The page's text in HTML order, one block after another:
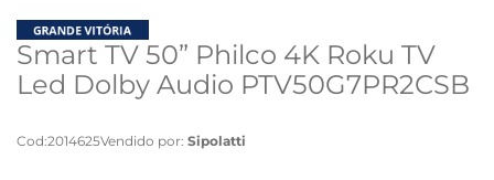
Smart TV 50” Philco 4K Roku TV
Led Dolby Audio PTV50G7PR2CSB
Cod:2014625Vendido por: Sipolatti